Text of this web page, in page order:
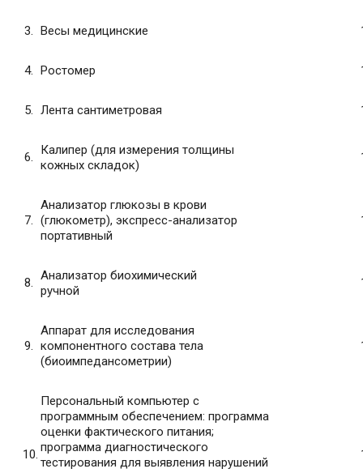
3. Весы медицинские
4. Ростомер
5. Лента сантиметровая
6.
Калипер (для измерения толщины
кожных складок)
7.
Анализатор глюкозы в крови
(глюкометр), экспресс-анализатор
портативный
8. Анализатор биохимический
ручной
9.
Аппарат для исследования
компонентного состава тела
(биоимпедансометрии)
10.
Персональный компьютер с
программным обеспечением: программа
оценки фактического питания;
программа диагностического
тестирования для выявления нарушений